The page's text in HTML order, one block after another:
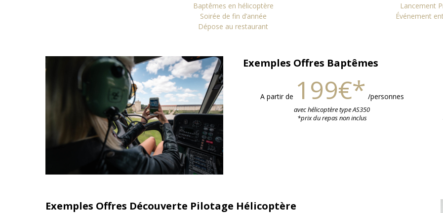
Baptêmes en hélicoptère
Soirée de fin d’année
Dépose au restaurant
Lancement
Événement
Exemples Offres Baptêmes
A partir de 199€* /personnes
avec hélicoptère type AS350
*prix du repas non inclus
Exemples Offres Découverte Pilotage Hélicoptère